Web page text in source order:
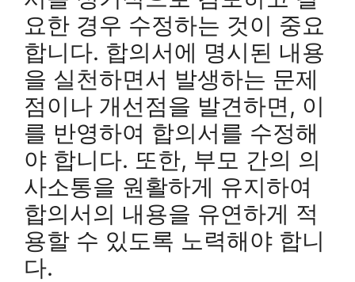
요한 경우 수정하는 것이 중요
합니다. 합의서에 명시된 내용
을 실천하면서 발생하는 문제
점이나 개선점을 발견하면, 이
를 반영하여 합의서를 수정해
야 합니다. 또한, 부모 간의 의
사소통을 원활하게 유지하여
합의서의 내용을 유연하게 적
용할 수 있도록 노력해야 합니
다.